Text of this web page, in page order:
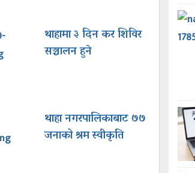
थाहामा ३ दिन कर शिविर
सञ्चालन हुने
थाहा नगरपालिकाबाट ७७
जनाको श्रम स्वीकृति